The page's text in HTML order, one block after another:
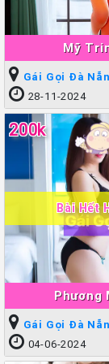
Mỹ
Gái Gọi Đà
28-11-2024
Phương
200k
Bài Hết
Gái Gọi Đà
04-06-2024